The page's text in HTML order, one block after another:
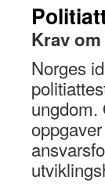
Krav
Norges
ungdom.